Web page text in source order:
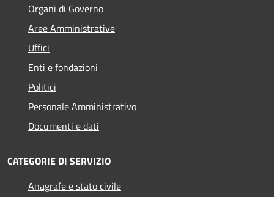
Organi di Governo
Aree Amministrative
Uffici
Enti e fondazioni
Politici
Personale Amministrativo
Documenti e dati
CATEGORIE DI SERVIZIO
Anagrafe e stato civile